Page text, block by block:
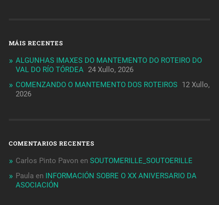
MÁIS RECENTES
ALGUNHAS IMAXES DO MANTEMENTO DO ROTEIRO DO
VAL DO RÍO TÓRDEA 24 Xullo, 2026
COMENZANDO O MANTEMENTO DOS ROTEIROS 12 Xullo,
2026
COMENTARIOS RECENTES
Carlos Pinto Pavon en SOUTOMERILLE_SOUTOERILLE
Paula en
INFORMACIÓN SOBRE O XX ANIVERSARIO DA
ASOCIACIÓN